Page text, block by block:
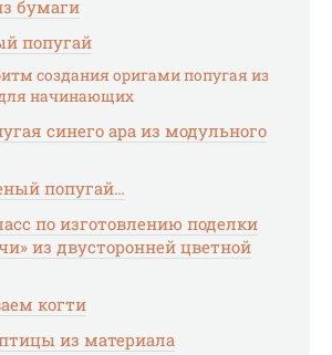
бумаги
попугай
создания оригами попугая из
начинающих
синего ара из модульного
попугай…
по изготовлению поделки
из двусторонней цветной
когти
из материала